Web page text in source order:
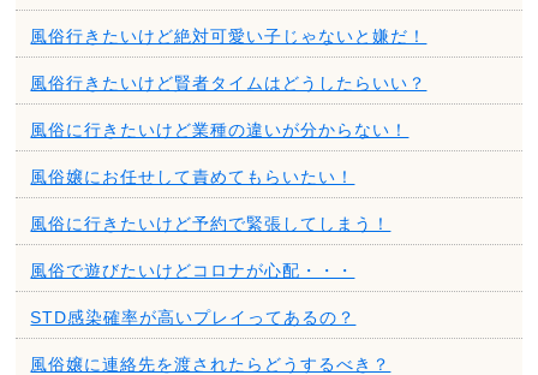
風俗行きたいけど絶対可愛い子じゃないと嫌だ！
風俗行きたいけど賢者タイムはどうしたらいい？
風俗に行きたいけど業種の違いが分からない！
風俗嬢にお任せして責めてもらいたい！
風俗に行きたいけど予約で緊張してしまう！
風俗で遊びたいけどコロナが心配・・・
STD感染確率が高いプレイってあるの？
風俗嬢に連絡先を渡されたらどうするべき？